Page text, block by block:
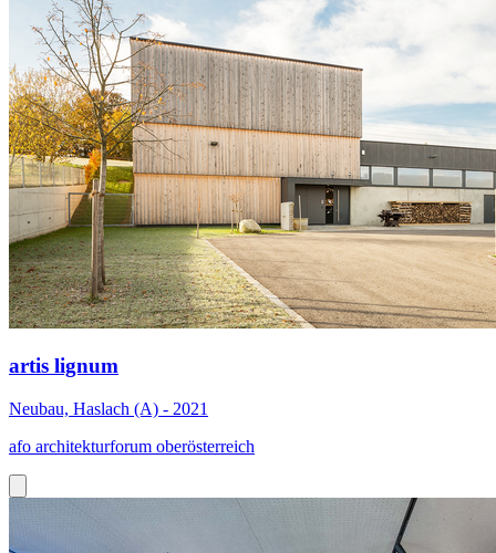
artis lignum
Neubau, Haslach (A) - 2021
afo architekturforum oberösterreich